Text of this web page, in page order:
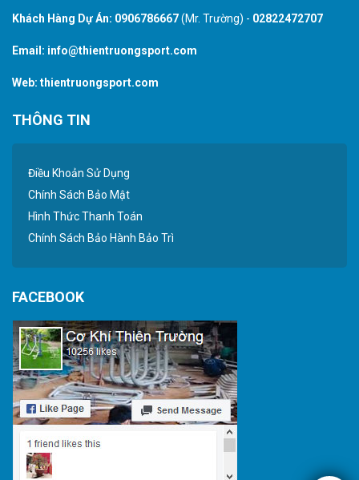
Khách Hàng Dự Án: 0906786667(Mr. Trường) - 02822472707
Email: info@thientruongsport.com
Web: thientruongsport.com
THÔNG TIN
Điều Khoản Sử Dụng
Chính Sách Bảo Mật
Hình Thức Thanh Toán
Chính Sách Bảo Hành Bảo Trì
FACEBOOK